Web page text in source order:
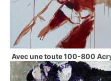
Avec une toute 100-800